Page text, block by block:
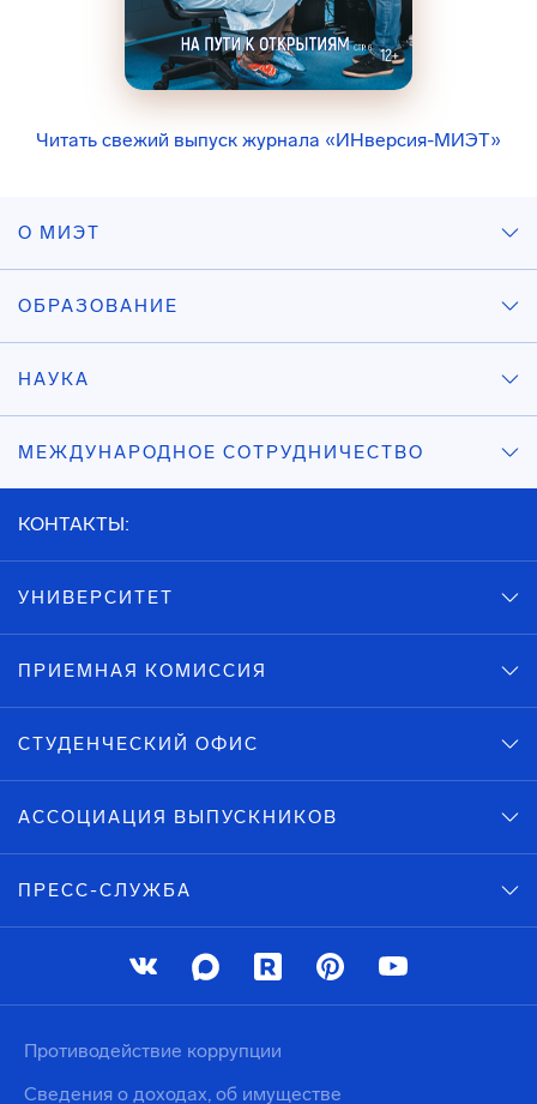
Читать свежий выпуск журнала «ИНверсия-МИЭТ»
О МИЭТ
ОБРАЗОВАНИЕ
НАУКА
МЕЖДУНАРОДНОЕ СОТРУДНИЧЕСТВО
КОНТАКТЫ:
УНИВЕРСИТЕТ
ПРИЕМНАЯ КОМИССИЯ
СТУДЕНЧЕСКИЙ ОФИС
АССОЦИАЦИЯ ВЫПУСКНИКОВ
ПРЕСС-СЛУЖБА
Противодействие коррупции
Сведения о доходах, об имуществе